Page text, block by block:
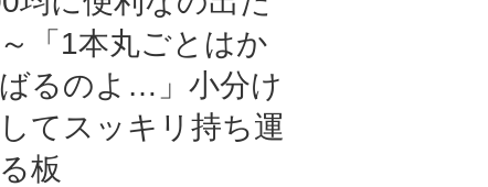
「1本丸ごとはか
るのよ…」小分け
てスッキリ持ち運
板